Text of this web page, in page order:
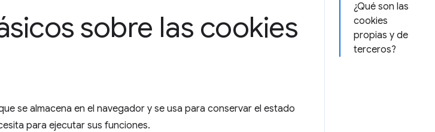
¿Qué son las
cookies
propias y de
terceros?
sobre las cookies
se almacena en el navegador y se usa para conservar el estado
para ejecutar sus funciones.